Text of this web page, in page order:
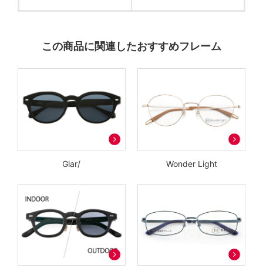
この商品に関連したおすすめフレーム
Glar/ Wonder Light